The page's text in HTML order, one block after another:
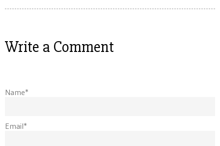
Write a Comment
Name*
Email*